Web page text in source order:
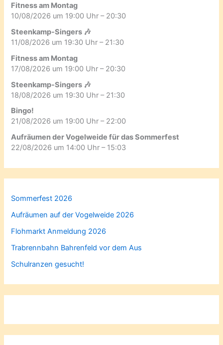
Fitness am Montag
10/08/2026 um 19:00 Uhr – 20:30
Steenkamp-Singers 🎶
11/08/2026 um 19:30 Uhr – 21:30
Fitness am Montag
17/08/2026 um 19:00 Uhr – 20:30
Steenkamp-Singers 🎶
18/08/2026 um 19:30 Uhr – 21:30
Bingo!
21/08/2026 um 19:00 Uhr – 22:00
Aufräumen der Vogelweide für das Sommerfest
22/08/2026 um 14:00 Uhr – 15:03
Sommerfest 2026
Aufräumen auf der Vogelweide 2026
Flohmarkt Anmeldung 2026
Trabrennbahn Bahrenfeld vor dem Aus
Schulranzen gesucht!